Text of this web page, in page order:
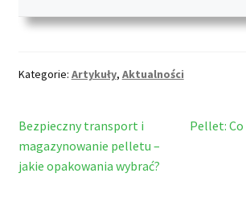
Kategorie: Artykuły, Aktualności
Nawigacja
wpisu
Poprzedni
wpis:
Bezpieczny transport i
magazynowanie pelletu –
jakie opakowania wybrać?
Następny
Pellet: Co